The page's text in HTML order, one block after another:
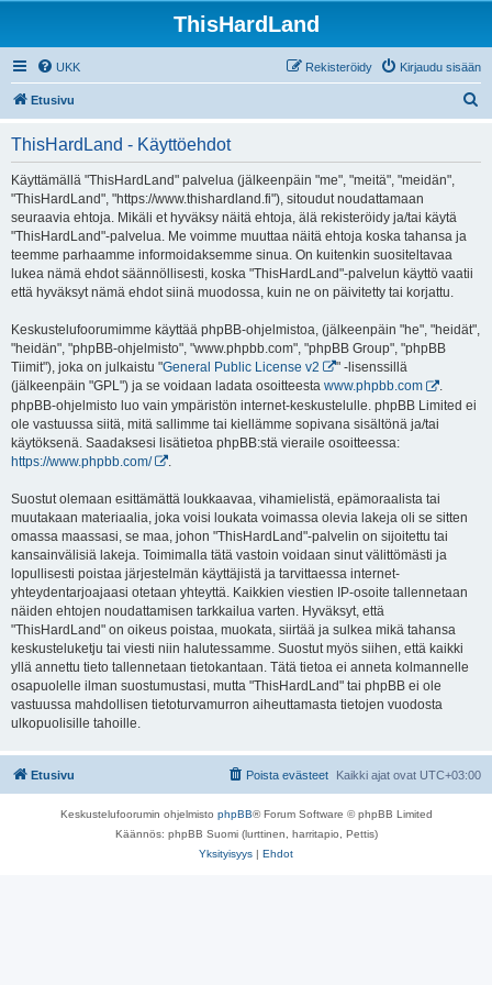
ThisHardLand
UKK Kirjaudu sisään
Rekisteröidy
Etusivu
ThisHardLand - Käyttöehdot
Käyttämällä "ThisHardLand" palvelua (jälkeenpäin "me", "meitä", "meidän",
"ThisHardLand", "https://www.thishardland.fi"), sitoudut noudattamaan
seuraavia ehtoja. Mikäli et hyväksy näitä ehtoja, älä rekisteröidy ja/tai käytä
"ThisHardLand"-palvelua. Me voimme muuttaa näitä ehtoja koska tahansa ja
teemme parhaamme informoidaksemme sinua. On kuitenkin suositeltavaa
lukea nämä ehdot säännöllisesti, koska "ThisHardLand"-palvelun käyttö vaatii
että hyväksyt nämä ehdot siinä muodossa, kuin ne on päivitetty tai korjattu.
Keskustelufoorumimme käyttää phpBB-ohjelmistoa, (jälkeenpäin "he", "heidät",
"heidän", "phpBB-ohjelmisto", "www.phpbb.com", "phpBB Group", "phpBB
Tiimit"), joka on julkaistu "General Public License v2
" -lisenssillä
(jälkeenpäin "GPL") ja se voidaan ladata osoitteesta www.phpbb.com
.
phpBB-ohjelmisto luo vain ympäristön internet-keskustelulle. phpBB Limited ei
ole vastuussa siitä, mitä sallimme tai kiellämme sopivana sisältönä ja/tai
käytöksenä. Saadaksesi lisätietoa phpBB:stä vieraile osoitteessa:
https://www.phpbb.com/
Suostut olemaan esittämättä loukkaavaa, vihamielistä, epämoraalista tai
muutakaan materiaalia, joka voisi loukata voimassa olevia lakeja oli se sitten
omassa maassasi, se maa, johon "ThisHardLand"-palvelin on sijoitettu tai
kansainvälisiä lakeja. Toimimalla tätä vastoin voidaan sinut välittömästi ja
lopullisesti poistaa järjestelmän käyttäjistä ja tarvittaessa internet-
yhteydentarjoajaasi otetaan yhteyttä. Kaikkien viestien IP-osoite tallennetaan
näiden ehtojen noudattamisen tarkkailua varten. Hyväksyt, että
"ThisHardLand" on oikeus poistaa, muokata, siirtää ja sulkea mikä tahansa
keskusteluketju tai viesti niin halutessamme. Suostut myös siihen, että kaikki
yllä annettu tieto tallennetaan tietokantaan. Tätä tietoa ei anneta kolmannelle
osapuolelle ilman suostumustasi, mutta "ThisHardLand" tai phpBB ei ole
vastuussa mahdollisen tietoturvamurron aiheuttamasta tietojen vuodosta
ulkopuolisille tahoille.
Etusivu Kaikki ajat ovat UTC+03:00
Poista evästeet
Keskustelufoorumin ohjelmisto phpBB® Forum Software © phpBB Limited
Käännös: phpBB Suomi (lurttinen, harritapio, Pettis)
Yksityisyys | Ehdot